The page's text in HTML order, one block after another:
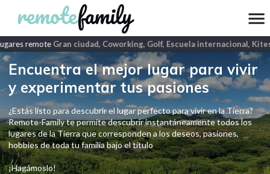
remoteGran ciudad, Coworking, Golf, Escuela internacional,
Encuentra el mejor lugar para vivir
y experimentar tus pasiones
¿Estás listo para descubrir el lugar perfecto para vivir en la Tierra?
Remote-Family te permite descubrir instantáneamente todos los
lugares de la Tierra que corresponden a los deseos, pasiones,
hobbies de toda tu familia bajo el título
¡Hagámoslo!